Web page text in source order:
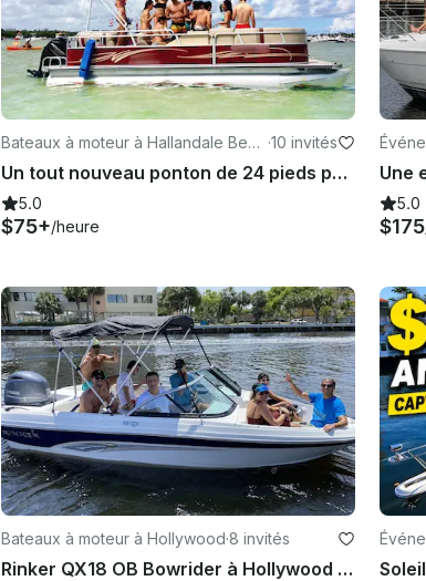
Bateaux à moteur à Hallandale Beac
h
·10 invités
Un tout nouveau ponton de 24 pieds pour des aventures pittoresques à Aventura
5.0
$75+/heure
5.0
$175
Bateaux à moteur à Hollywood·8 invités
Rinker QX18 OB Bowrider à Hollywood Beach, en Floride